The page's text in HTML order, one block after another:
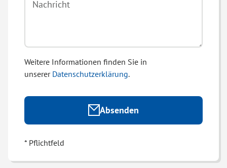
Weitere Informationen finden Sie in
unserer Datenschutzerklärung.
Absenden
* Pflichtfeld